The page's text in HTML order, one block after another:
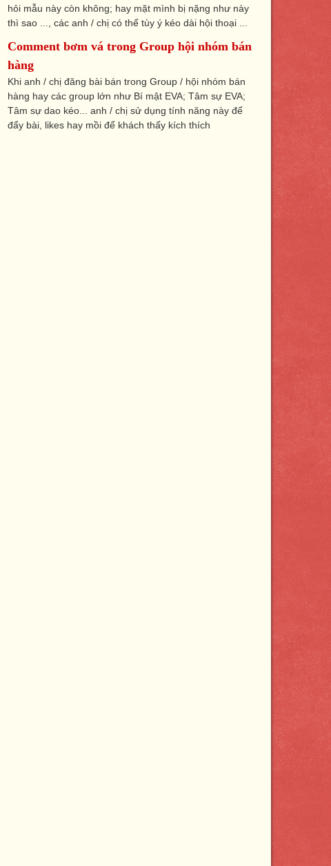
hỏi mẫu này còn không; hay mặt mình bị nặng như này
thì sao ..., các anh / chị có thể tùy ý kéo dài hội thoại ...
Comment bơm vá trong Group hội nhóm bán
hàng
Khi anh / chị đăng bài bán trong Group / hội nhóm bán
hàng hay các group lớn như Bí mật EVA; Tâm sự EVA;
Tâm sự dao kéo... anh / chị sử dụng tính năng này để
đẩy bài, likes hay mồi để khách thấy kích thích